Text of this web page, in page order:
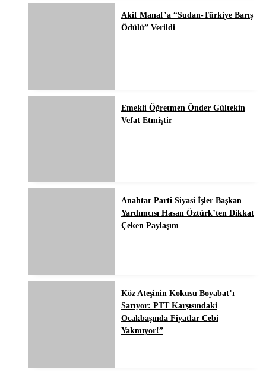
Akif Manaf’a “Sudan-Türkiye Barış
Ödülü” Verildi
Emekli Öğretmen Ônder Gültekin
Vefat Etmiştir
Anahtar Parti Siyasi İşler Başkan
Yardımcısı Hasan Öztürk’ten Dikkat
Çeken Paylaşım
Köz Ateşinin Kokusu Boyabat’ı
Sarıyor: PTT Karşısındaki
Ocakbaşında Fiyatlar Cebi
Yakmıyor!”